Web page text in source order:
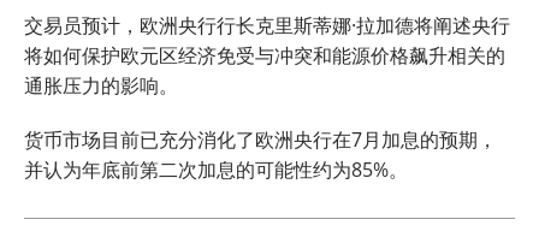
交易员预计，欧洲央行行长克里斯蒂娜·拉加德将阐述央行
将如何保护欧元区经济免受与冲突和能源价格飙升相关的
通胀压力的影响。
货币市场目前已充分消化了欧洲央行在7月加息的预期，
并认为年底前第二次加息的可能性约为85%。